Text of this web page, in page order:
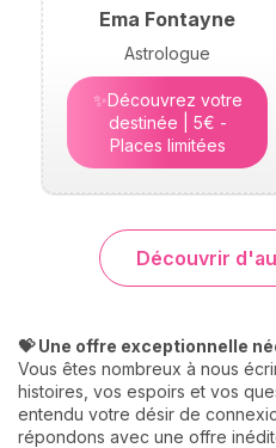
Ema Fontayne
Astrologue
✨Découvrez votre
destinée | 5€ -
Places limitées
Découvrir
💝 Une offre exceptionnelle
Vous êtes nombreux à nous
histoires, vos espoirs et vos
entendu votre désir de
répondons avec une offre